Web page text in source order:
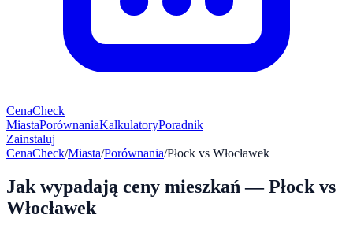
CenaCheck
MiastaPorównaniaKalkulatoryPoradnik
Zainstaluj
CenaCheck/Miasta/Porównania/Płock vs Włocławek
Jak wypadają ceny mieszkań —Płock vs
Włocławek